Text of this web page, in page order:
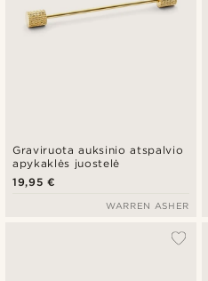
Graviruota auksinio atspalvio
apykaklės juostelė
19,95 €
WARREN ASHER